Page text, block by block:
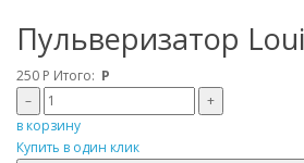
Пульверизатор
250 Р Итого: Р
–
+
в корзину
Купить в один клик